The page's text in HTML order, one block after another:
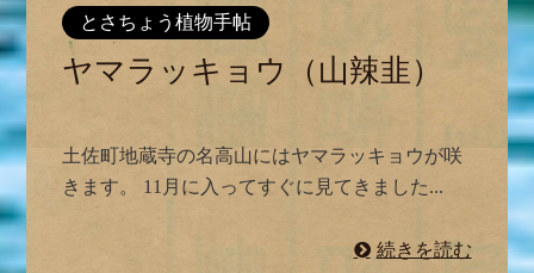
とさちょう植物手帖
ヤマラッキョウ（山辣韭）
土佐町地蔵寺の名高山にはヤマラッキョウが咲
きます。 11月に入ってすぐに見てきました...
続きを読む